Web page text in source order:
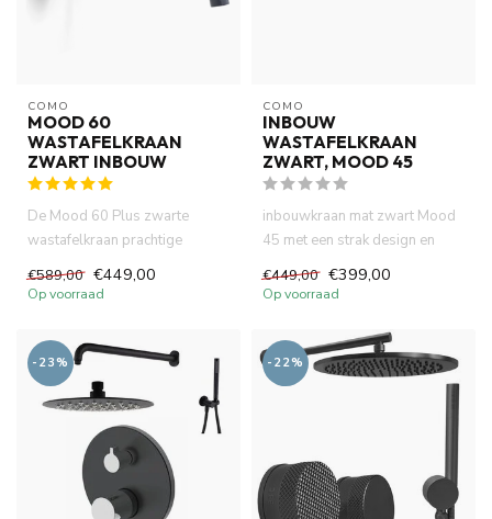
COMO
MOOD 60
WASTAFELKRAAN
ZWART INBOUW
De Mood 60 Plus zwarte
wastafelkraan prachtige
...
€589,00 €449,00
Op voorraad
COMO
INBOUW
WASTAFELKRAAN
ZWART, MOOD 45
inbouwkraan mat zwart Mood
45 met een strak design en
€449,00 €399,00
Op voorraad
-23% -22%